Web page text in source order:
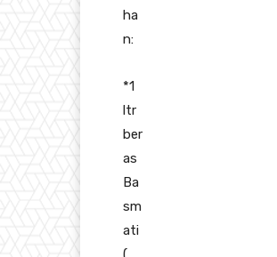
ha
n:
*1
ltr
ber
as
Ba
sm
ati